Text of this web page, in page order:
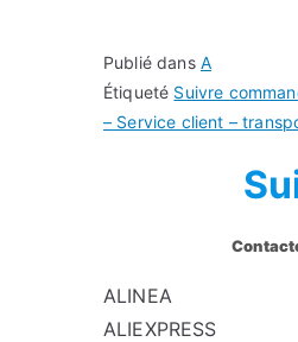
Publié dans A
Étiqueté Suivre
– Service client –
ALINEA
ALIEXPRESS